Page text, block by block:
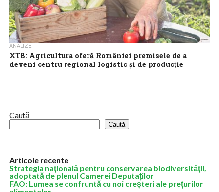
ANALIZE
XTB: Agricultura oferă României premisele de a
deveni centru regional logistic și de producție
Caută
Caută
Articole recente
Strategia națională pentru conservarea biodiversității,
adoptată de plenul Camerei Deputaților
FAO: Lumea se confruntă cu noi creșteri ale prețurilor